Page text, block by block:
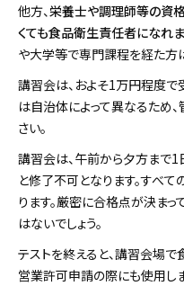
他方、 栄養士や調理師等の資
くても食品衛生責任者になれ
や大学等で専門課程を経た方
講習会は、およそ1万円程度で
は自治体によって異なるため
さい。
講習会は、午前から夕方まで1
と修了不可となります。すべ
ります。厳密に合格点が決ま
はないでしょう。
テストを終えると、講習会場
営業許可申請の際にも使用し